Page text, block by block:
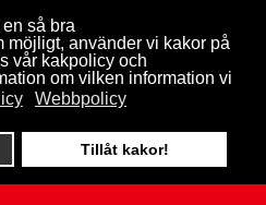
så bra
använder vi kakor på
vår kakpolicy och
om vilken information vi
Webbpolicy
Tillåt kakor!